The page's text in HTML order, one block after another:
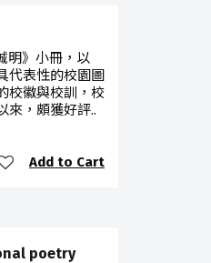
明》小冊，以
代表性的校園圖
校徽與校訓，校
來，頗獲好評..
Add to Cart
poetry